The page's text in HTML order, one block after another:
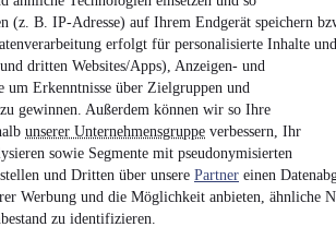
(z. B. IP-Adresse) auf Ihrem Endgerät speichern
erfolgt für personalisierte Inhalte und
dritten Websites/Apps), Anzeigen- und
um Erkenntnisse über Zielgruppen und
gewinnen. Außerdem können wir so Ihre
unserer Unternehmensgruppe verbessern, Ihr
sowie Segmente mit pseudonymisierten
und Dritten über unsere Partner einen
Werbung und die Möglichkeit anbieten, ähnliche
zu identifizieren.
(English)
Powered by
oderLeasing-Angebote: Alle
gibt es bei mobile.de